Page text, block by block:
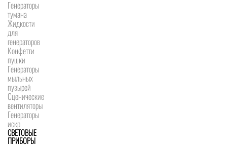
Генераторы
тумана
Жидкости
для
генераторов
Конфетти
пушки
Генераторы
мыльных
пузырей
Сценические
вентиляторы
Генераторы
искр
СВЕТОВЫЕ
ПРИБОРЫ